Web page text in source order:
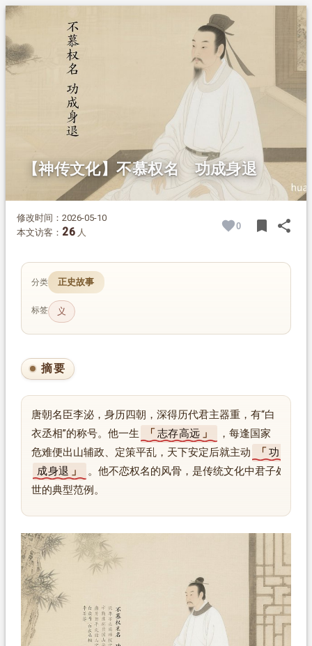
1.
少年神童，直道敢言
辞赏避祸，隐居山林
乱世辅君，功成身退
再度出仕，守正不阿
【神传文化】不慕权名 功成身退
修改时间：2026-05-10
本文访客： 26 人
0 bookmark share
分类 正史故事
标签 义
摘要
唐朝名臣李泌，身历四朝，深得历代君主器重，有“白
衣丞相”的称号。他一生
志存高远
，每逢国家
危难便出山辅政、定策平乱，天下安定后就主动
功
成身退
。他不恋权名的风骨，是传统文化中君子处
世的典型范例。